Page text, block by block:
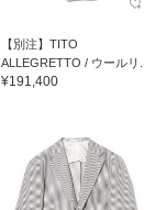
【別注】TITO
ALLEGRETTO / ウールリ...
¥191,400